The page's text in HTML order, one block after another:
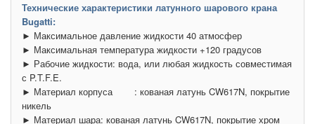
Технические характеристики латунного шарового крана
Bugatti:
► Максимальное давление жидкости 40 атмосфер
► Максимальная температура жидкости +120 градусов
► Рабочие жидкости: вода, или любая жидкость совместимая
с P.T.F.E.
► Материал корпуса
: кованая латунь CW617N, покрытие
никель
► Материал шара: кованая латунь CW617N, покрытие хром